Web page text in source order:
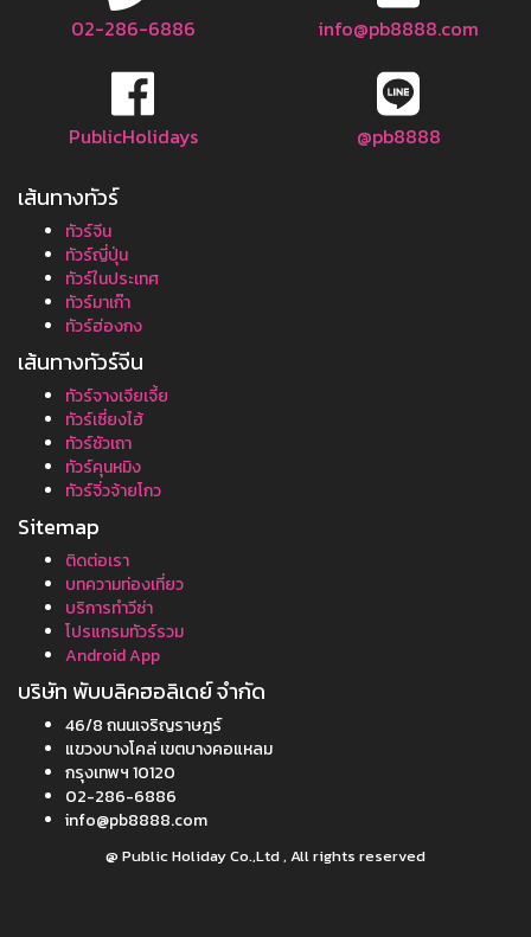
02-286-6886 info@pb8888.com
PublicHolidays @pb8888
เส้นทางทัวร์
ทัวร์จีน
ทัวร์ญี่ปุ่น
ทัวร์ในประเทศ
ทัวร์มาเก๊า
ทัวร์ฮ่องกง
เส้นทางทัวร์จีน
ทัวร์จางเจียเจี้ย
ทัวร์เซี่ยงไฮ้
ทัวร์ซัวเถา
ทัวร์คุนหมิง
ทัวร์จิ่วจ้ายโกว
Sitemap
ติดต่อเรา
บทความท่องเที่ยว
บริการทำวีซ่า
โปรแกรมทัวร์รวม
Android App
บริษัท พับบลิคฮอลิเดย์ จำกัด
46/8 ถนนเจริญราษฎร์
แขวงบางโคล่ เขตบางคอแหลม
กรุงเทพฯ 10120
02-286-6886
info@pb8888.com
@ Public Holiday Co.,Ltd , All rights reserved